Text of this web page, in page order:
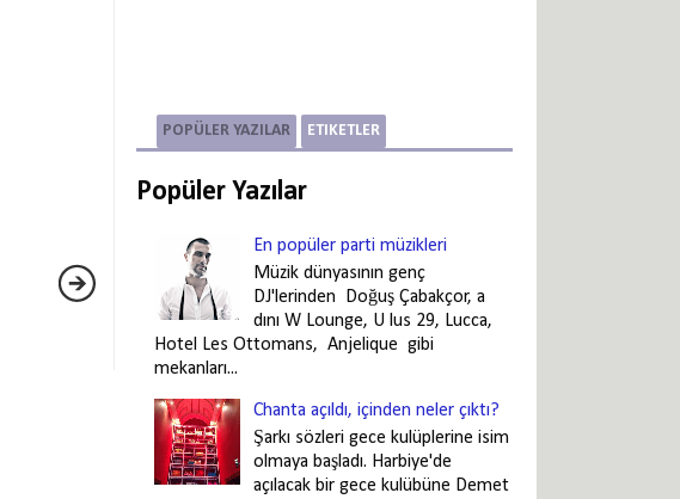
POPÜLER YAZILAR ETIKETLER
Popüler Yazılar
En popüler parti müzikleri
Müzik dünyasının genç
DJ'lerinden Doğuş Çabakçor, a
dını W Lounge, U lus 29, Lucca,
Hotel Les Ottomans, Anjelique gibi
mekanları...
Chanta açıldı, içinden neler çıktı?
Şarkı sözleri gece kulüplerine isim
olmaya başladı. Harbiye'de
açılacak bir gece kulübüne Demet